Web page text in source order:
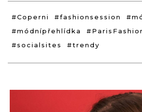
#Coperni #fashionsession
#módnípřehlídka
#socialsites
#trendy